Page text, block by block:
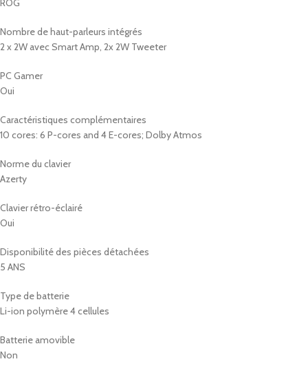
ROG
Nombre de haut-parleurs intégrés
2 x 2W avec Smart Amp, 2x 2W Tweeter
PC Gamer
Oui
Caractéristiques complémentaires
10 cores: 6 P-cores and 4 E-cores; Dolby Atmos
Norme du clavier
Azerty
Clavier rétro-éclairé
Oui
Disponibilité des pièces détachées
5 ANS
Type de batterie
Li-ion polymère 4 cellules
Batterie amovible
Non